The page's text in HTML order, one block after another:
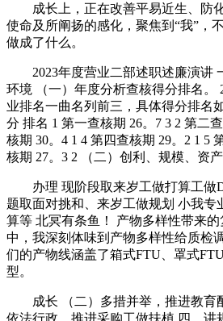
成长上，正在改善平易近生、防
使命及所阐扬的感化，聚焦到“我”，
做成了什么。
2023年度营业二部述职述廉演讲
环境 （一）年度分析查核得分排名。
业排名一曲名列前三，具体得分排名
分 排名 1 第一查核期 26。7 3 2 第二
核期 30。4 1 4 第四查核期 29。2 1 5
核期 27。3 2 （二）创利、规模、资产
办理 现阶段取来岁工做打算工做
题取面对挑和、来岁工做规划 小我专
算等 北冥有条鱼！ 产物多样性带来
中，我深刻体味到产物多样性给质检
们的产物线涵盖了箱式FTU、罩式
型。
成长 （二）多措并举，推进教育配
依法行政，推进采购工做扶植 四、讲